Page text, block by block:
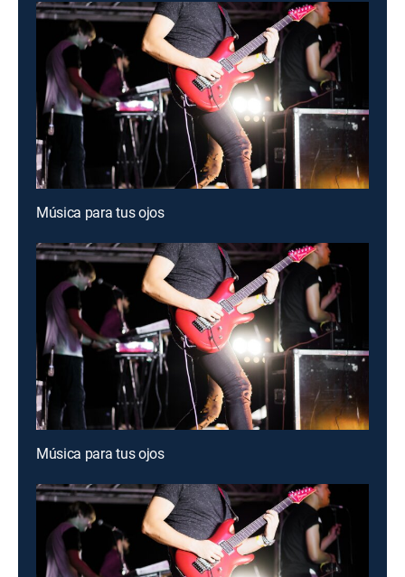
Música para tus ojos
Música para tus ojos